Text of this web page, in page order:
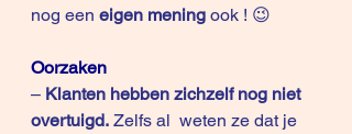
nog een eigen mening ook ! 😉
Oorzaken
– Klanten hebben zichzelf nog niet
overtuigd. Zelfs al  weten ze dat je